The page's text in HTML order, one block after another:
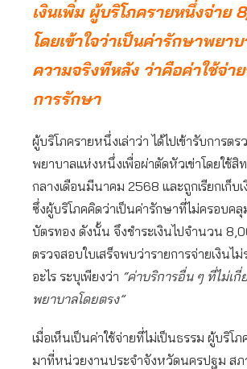
เงินเพิ่ม ผู้บริโภครายหนึ่งจ่าย
โดยเข้าใจว่าเป็นค่ารักษาพยา
ความจริงทีหลัง ว่าคือค่าใช้จ่า
การรักษา
ผู้บริโภครายหนึ่งเล่าว่า ได้ไปเข้ารับการต
พยาบาลแห่งหนึ่งเพื่อผ่าตัดหัวเข่าโดยใช้สิ
กลางเดือนมีนาคม 2568 และถูกเรียกเก็บ
ซึ่งผู้บริโภคคิดว่าเป็นค่ารักษาที่ไม่ครอบคลุ
บัตรทอง ดังนั้น จึงชำระเงินไปจำนวน
ตรวจสอบใบเสร็จพบว่ารายการจ่ายเงินไม่
อะไร ระบุเพียงว่า “ค่าบริการอื่น ๆ ที่ไม่เ
พยาบาลโดยตรง”
เมื่อเห็นเป็นค่าใช้จ่ายที่ไม่เป็นธรรม ผู้บริโภ
มาที่หน่วยงานประจำจังหวัดนครปฐม สภ